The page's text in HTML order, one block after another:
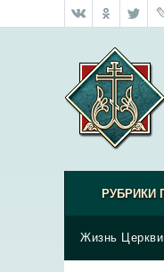
РУБРИКИ
Жизнь Церкви